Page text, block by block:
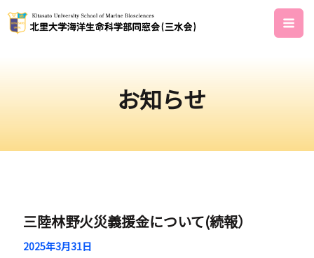
内
容
お知らせ
三陸林野火災義援金について(続報）
2025年3月31日